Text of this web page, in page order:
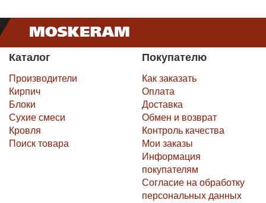
Каталог
Производители
Кирпич
Блоки
Сухие смеси
Кровля
Поиск товара
Покупателю
Как заказать
Оплата
Доставка
Обмен и возврат
Контроль качества
Мои заказы
Информация
покупателям
Согласие на обработку
персональных данных